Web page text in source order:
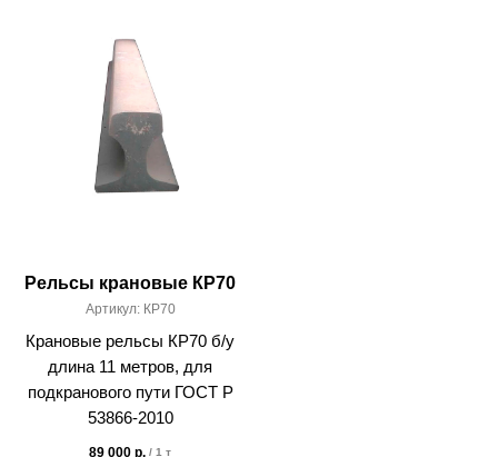
Рельсы крановые КР70
Артикул: КР70
Крановые рельсы КР70 б/у
длина 11 метров, для
подкранового пути ГОСТ Р
53866-2010
89 000 р. / 1 т